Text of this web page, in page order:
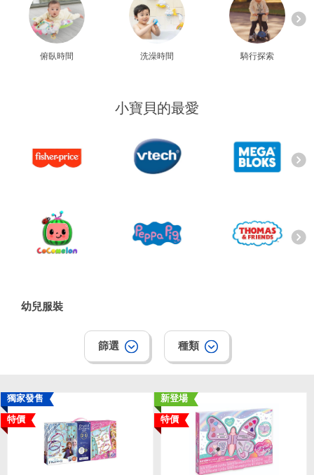
娃娃, 芭比,收藏公仔
遊戲及拼圖系列
益智學習玩具
派對用品
毛毛公仔玩具
嬰兒及學前玩具
任天堂 Switch
Pokemon寶可夢
LeapFrog跳跳蛙
Tomica多美
14歳以上
俯臥時間 洗澡時間 騎行探索
小寶貝的最愛
幼兒服裝
篩選 種類
獨家發售
特價
新登場
特價